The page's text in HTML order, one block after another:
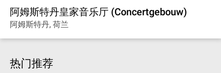
阿姆斯特丹皇家音乐厅 (Concertgebouw)
阿姆斯特丹, 荷兰
热门推荐